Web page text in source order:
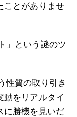
ことがありませ
」という謎のツ
性質の取り引き
動をリアルタイ
に勝機を見いだ